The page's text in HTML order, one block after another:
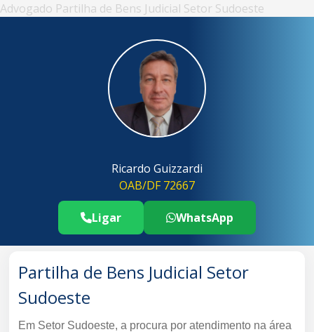
Advogado Partilha de Bens Judicial Setor Sudoeste
Ricardo Guizzardi
OAB/DF 72667
Telefone Advogado Partilha de Bens
Ligar ..
WhatsApp
Partilha de Bens Judicial Setor
Sudoeste
Em Setor Sudoeste, a procura por atendimento na área